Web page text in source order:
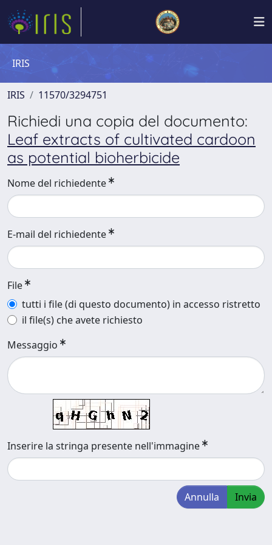
IRIS
IRIS 11570/3294751
Richiedi una copia del documento:
Leaf extracts of cultivated cardoon
as potential bioherbicide
Nome del richiedente
E-mail del richiedente
File
tutti i file (di questo documento) in accesso ristretto
il file(s) che avete richiesto
Messaggio
Inserire la stringa presente nell'immagine
Annulla Invia